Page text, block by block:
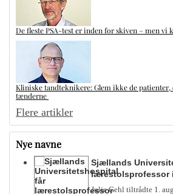
De fleste PSA-test er inden for skiven – men vi
Kliniske tandteknikere: Glem ikke de patienter,
tænderne
Flere artikler
Nye navne
Sjællands
lærestolsprofessor
Julie Gehl tiltrådte 1.